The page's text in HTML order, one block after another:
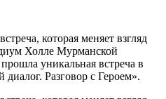
которая меняет взгляд
Холле Мурманской
уникальная встреча в
Разговор с Героем».